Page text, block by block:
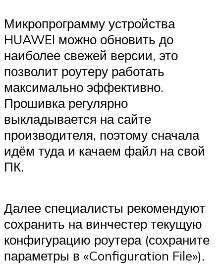
Микропрограмму устройства
HUAWEI можно обновить до
наиболее свежей версии, это
позволит роутеру работать
максимально эффективно.
Прошивка регулярно
выкладывается на сайте
производителя, поэтому сначала
идём туда и качаем файл на свой
ПК.
Далее специалисты рекомендуют
сохранить на винчестер текущую
конфигурацию роутера (сохраните
параметры в «Configuration File»).